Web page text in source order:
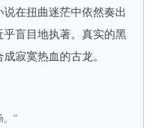
在扭曲迷茫中依然奏出
盲目地执著。真实的黑
成寂寞热血的古龙。
”